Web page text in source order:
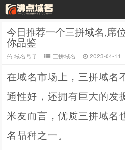
今日推荐一个三拼域名,席
你品鉴
域名号子 三拼域名 2023-04-11
在域名市场上，三拼域名
通性好，还拥有巨大的发
米友而言，优质三拼域名
名品种之一。